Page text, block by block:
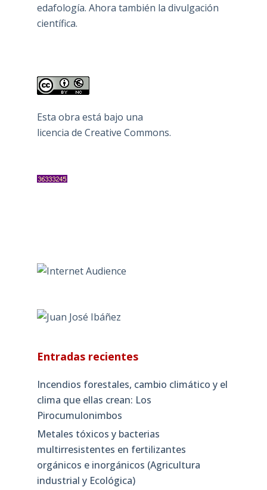
edafología. Ahora también la divulgación
científica.
Esta obra está bajo una
licencia de Creative Commons.
Entradas recientes
Incendios forestales, cambio climático y el
clima que ellas crean: Los
Pirocumulonimbos
Metales tóxicos y bacterias
multirresistentes en fertilizantes
orgánicos e inorgánicos (Agricultura
industrial y Ecológica)